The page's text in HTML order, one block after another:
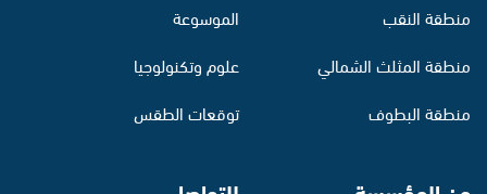
منطقة النقب
منطقة المثلث الشمالي
منطقة البطوف
الموسوعة
علوم وتكنولوجيا
توقعات الطقس